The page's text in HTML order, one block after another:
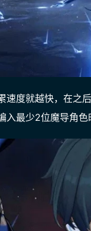
速度就越快，在之
入最少2位魔导角色